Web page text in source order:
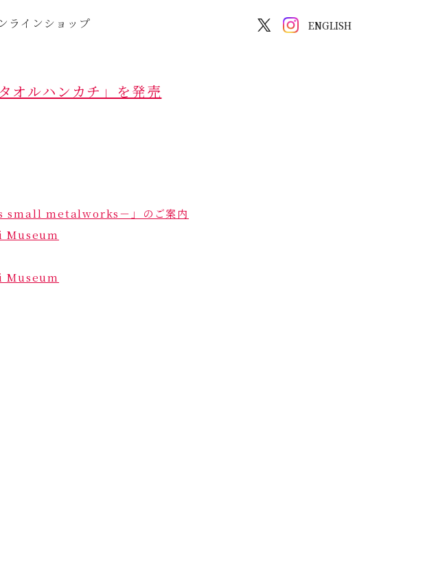
ラインショップ ENGLISH
オルハンカチ」を発売
small metalworks－」のご案内
Museum
Museum